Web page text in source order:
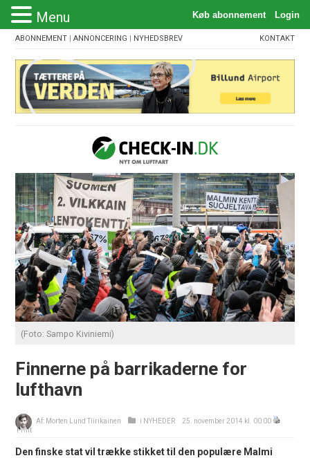
ABONNEMENT |ANNONCERING | NYHEDSBREV KONTAKT
(Foto: Sampo Kiviniemi)
Finnerne på barrikaderne for
lufthavn
Af: Morten Lund Tiirikainen i NYHEDER
25. november 2014 kl. 00:00
Print
Den finske stat vil trække stikket til den populære Malmi
Menu